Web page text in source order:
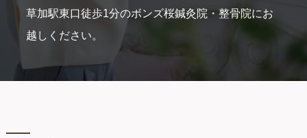
草加駅東口徒歩1分のボンズ桜鍼灸院・整骨院にお
越しください。